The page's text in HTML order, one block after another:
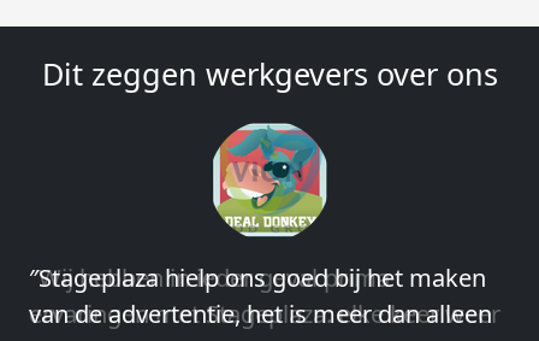
Dit zeggen werkgevers over ons
″Wij hebben in ieder geval prima
ervaringen met Stageplaza: elke keer weer